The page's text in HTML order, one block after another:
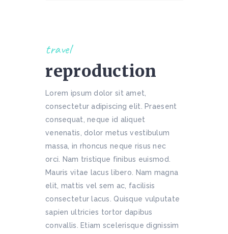
travel
reproduction
Lorem ipsum dolor sit amet,
consectetur adipiscing elit. Praesent
consequat, neque id aliquet
venenatis, dolor metus vestibulum
massa, in rhoncus neque risus nec
orci. Nam tristique finibus euismod.
Mauris vitae lacus libero. Nam magna
elit, mattis vel sem ac, facilisis
consectetur lacus. Quisque vulputate
sapien ultricies tortor dapibus
convallis. Etiam scelerisque dignissim